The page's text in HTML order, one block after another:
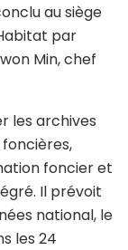
au siège
par
Min, chef
les archives
foncières,
foncier et
Il prévoit
national, le
les 24